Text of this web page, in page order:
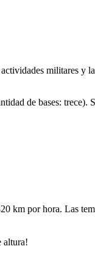
militares y
de bases: trece).
km por hora. Las
altura!